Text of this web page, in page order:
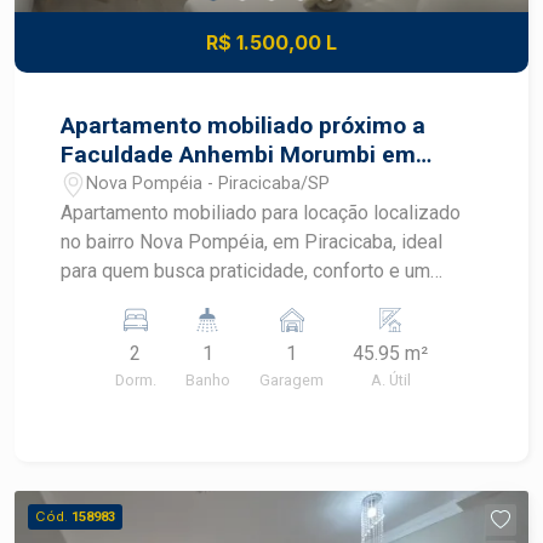
R$ 1.500,00 L
Apartamento mobiliado próximo a
Faculdade Anhembi Morumbi em
Piracicaba
Nova Pompéia - Piracicaba/SP
Apartamento mobiliado para locação localizado
no bairro Nova Pompéia, em Piracicaba, ideal
para quem busca praticidade, conforto e um
planejados, mobiliário completo e excelente
aproveitamento dos espaços, este apartamento
oferece uma rotina mais funcional em uma região
americana integrada aos ambientes - Geladeira,
cooktop e micro-ondas - Máquina de lavar -
2
Dorm.
1
Banho
1
Garagem
45.95 m²
A. Útil
Cód. 158983